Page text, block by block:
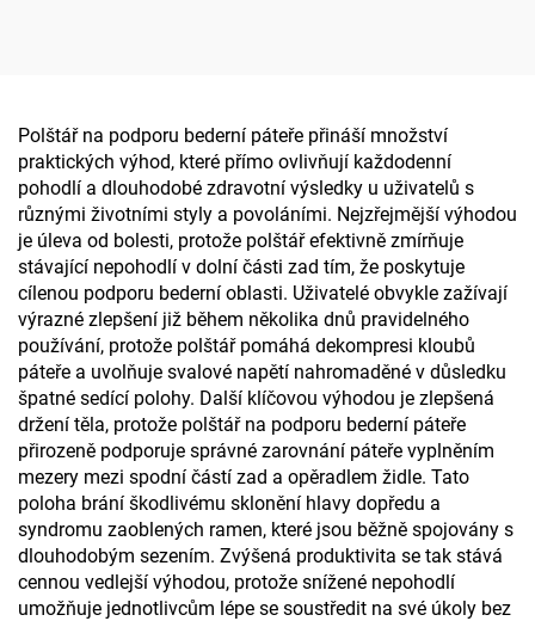
Polštář na podporu bederní páteře přináší množství
praktických výhod, které přímo ovlivňují každodenní
pohodlí a dlouhodobé zdravotní výsledky u uživatelů s
různými životními styly a povoláními. Nejzřejmější výhodou
je úleva od bolesti, protože polštář efektivně zmírňuje
stávající nepohodlí v dolní části zad tím, že poskytuje
cílenou podporu bederní oblasti. Uživatelé obvykle zažívají
výrazné zlepšení již během několika dnů pravidelného
používání, protože polštář pomáhá dekompresi kloubů
páteře a uvolňuje svalové napětí nahromaděné v důsledku
špatné sedící polohy. Další klíčovou výhodou je zlepšená
držení těla, protože polštář na podporu bederní páteře
přirozeně podporuje správné zarovnání páteře vyplněním
mezery mezi spodní částí zad a opěradlem židle. Tato
poloha brání škodlivému sklonění hlavy dopředu a
syndromu zaoblených ramen, které jsou běžně spojovány s
dlouhodobým sezením. Zvýšená produktivita se tak stává
cennou vedlejší výhodou, protože snížené nepohodlí
umožňuje jednotlivcům lépe se soustředit na své úkoly bez